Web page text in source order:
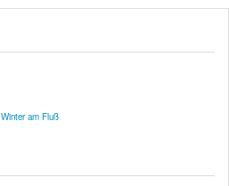
Winter am Fluß